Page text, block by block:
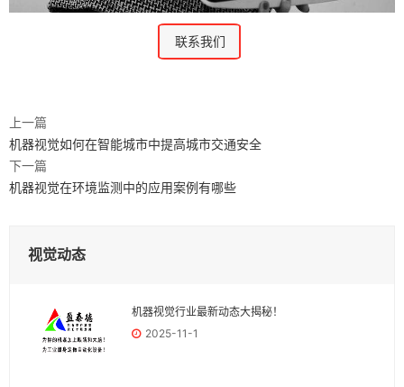
联系我们
上一篇
机器视觉如何在智能城市中提高城市交通安全
下一篇
机器视觉在环境监测中的应用案例有哪些
视觉动态
机器视觉行业最新动态大揭秘！
2025-11-1